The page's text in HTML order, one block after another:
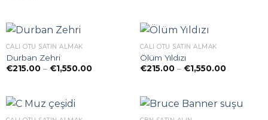
CALI OTU SATIN ALMAK
Durban Zehri
€215.00 – €1,550.00Preisspanne:
CALI OTU SATIN ALMAK
Ölüm Yıldızı
€215.00 – €1,550.00